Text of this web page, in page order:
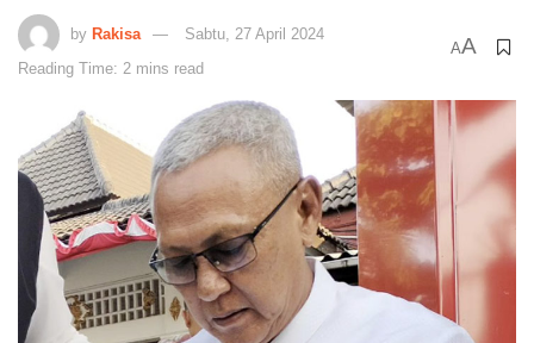
by Rakisa
Sabtu, 27 April 2024
Reading Time: 2 mins read
AA